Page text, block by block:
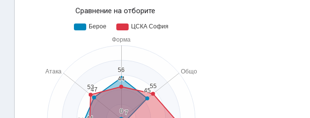
Сравнение на отборите